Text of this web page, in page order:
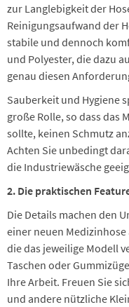
zur Langlebigkeit der
Reinigungsaufwand der
stabile und dennoch
und Polyester, die dazu
genau diesen
Sauberkeit und Hygiene
große Rolle, so dass das
sollte, keinen Schmutz
Achten Sie unbedingt
die Industriewäsche
2. Die praktischen
Die Details machen den
einer neuen
die das jeweilige Modell
Taschen oder
Ihre Arbeit. Freuen Sie
und andere nützliche